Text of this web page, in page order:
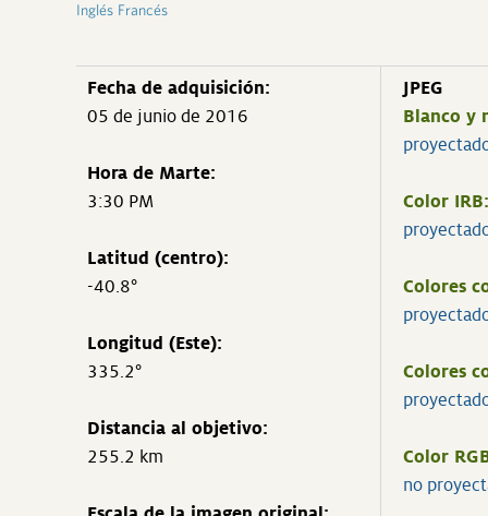
Inglés Francés
Fecha de adquisición:
05 de junio de 2016
Hora de Marte:
3:30 PM
Latitud (centro):
-40.8°
Longitud (Este):
335.2°
Distancia al objetivo:
255.2 km
JPEG
Blanco y
Color IRB:
Colores
Colores
Color
no